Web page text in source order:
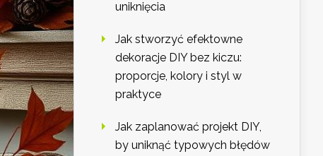
uniknięcia
Jak stworzyć efektowne
dekoracje DIY bez kiczu:
proporcje, kolory i styl w
praktyce
Jak zaplanować projekt DIY,
by uniknąć typowych błędów